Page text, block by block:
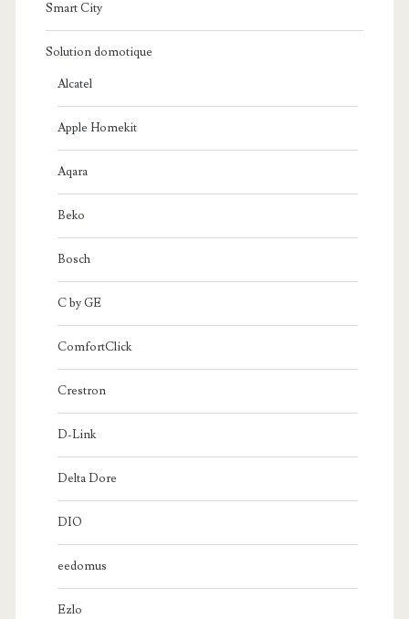
Smart City
Solution domotique
Alcatel
Apple Homekit
Aqara
Beko
Bosch
C by GE
ComfortClick
Crestron
D-Link
Delta Dore
DIO
eedomus
Ezlo